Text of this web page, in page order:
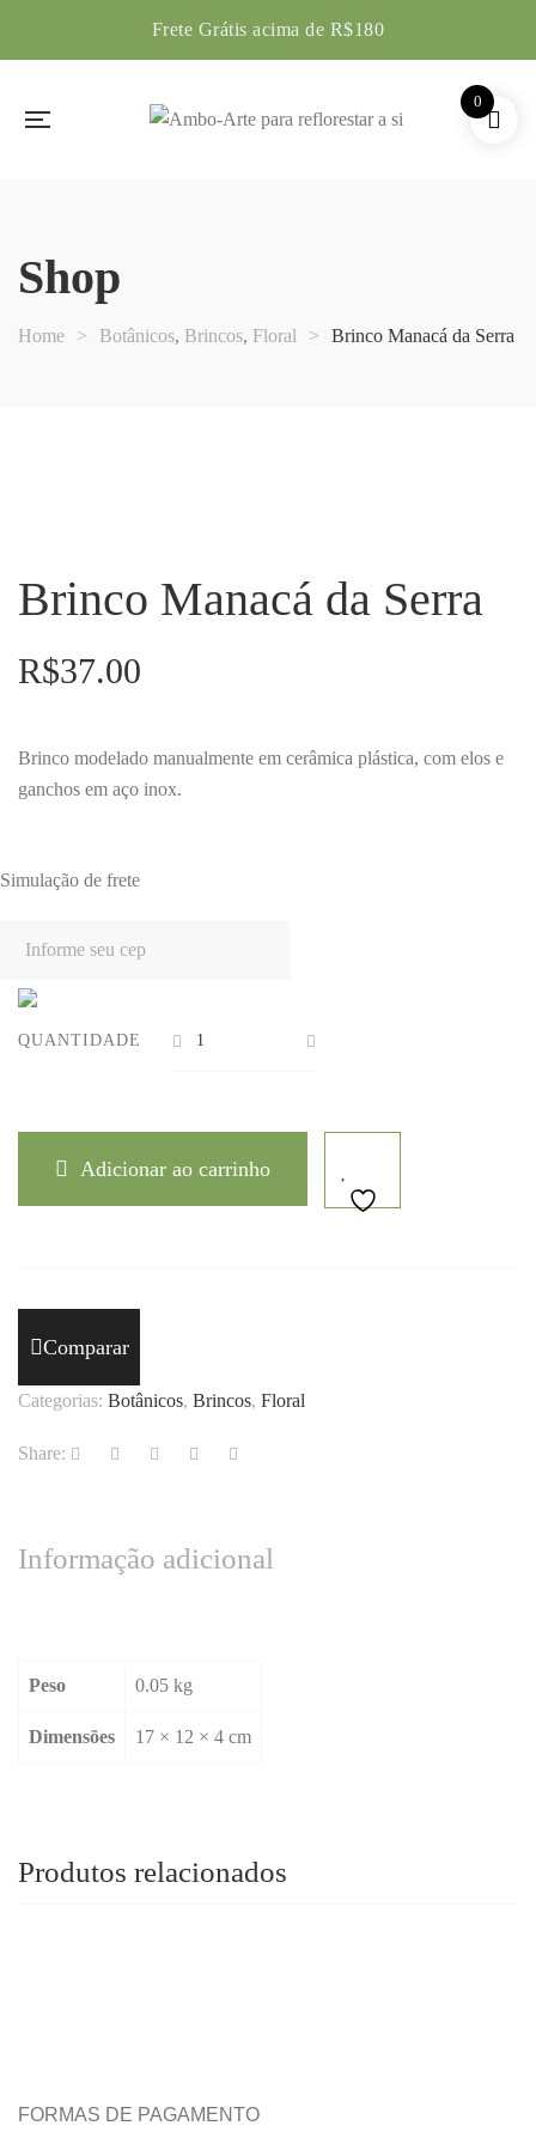
Frete Grátis acima de R$180
Shop
Home > Botânicos, Brincos, Floral > Brinco Manacá da Serra
Brinco Manacá da Serra
R$37.00
Brinco modelado manualmente em cerâmica plástica, com elos e
ganchos em aço inox.
Simulação de frete
QUANTIDADE
Adicionar ao carrinho
Comparar
Categorias: Botânicos, Brincos, Floral
Share:
Informação adicional
Peso 0.05 kg
Dimensões 17 × 12 × 4 cm
Produtos relacionados
FORMAS DE PAGAMENTO
0